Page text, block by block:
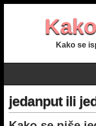
Kako se
jedanput ili